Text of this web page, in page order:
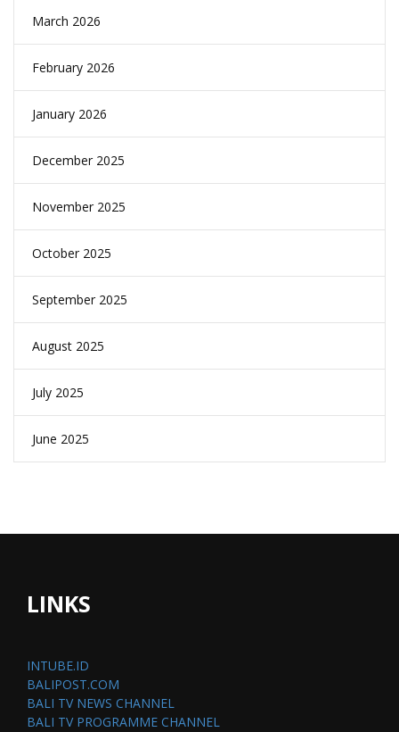
March 2026
February 2026
January 2026
December 2025
November 2025
October 2025
September 2025
August 2025
July 2025
June 2025
LINKS
INTUBE.ID
BALIPOST.COM
BALI TV NEWS CHANNEL
BALI TV PROGRAMME CHANNEL